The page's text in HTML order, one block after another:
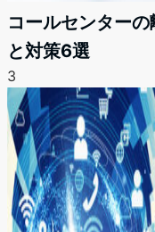
コールセンター
と対策6選
3